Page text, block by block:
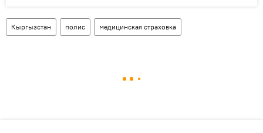
Кыргызстан полис медицинская страховка